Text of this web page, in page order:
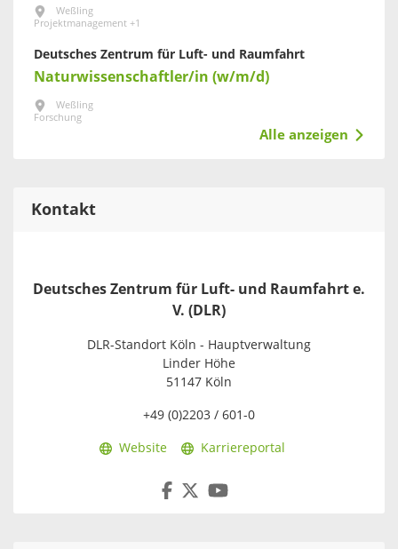
Weßling
Projektmanagement +1
Deutsches Zentrum für Luft- und Raumfahrt
Naturwissenschaftler/in (w/m/d)
Weßling
Forschung
Alle anzeigen
Kontakt
Deutsches Zentrum für Luft- und Raumfahrt e.
V. (DLR)
DLR-Standort Köln - Hauptverwaltung
Linder Höhe
51147 Köln
+49 (0)2203 / 601-0
Website Karriereportal